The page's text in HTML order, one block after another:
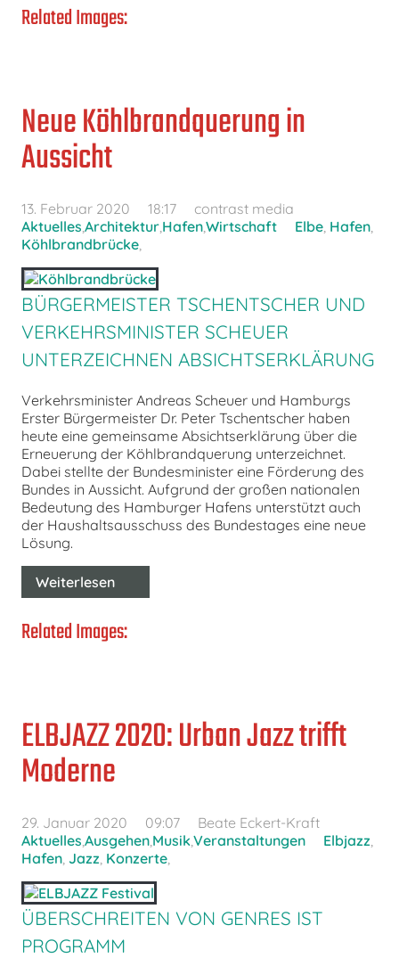
Related Images:
Neue Köhlbrandquerung in
Aussicht
13. Februar 2020 18:17
contrast media
Aktuelles Architektur HafenWirtschaft Elbe Hafen
Köhlbrandbrücke
BÜRGERMEISTER TSCHENTSCHER UND
VERKEHRSMINISTER SCHEUER
UNTERZEICHNEN ABSICHTSERKLÄRUNG
Verkehrsminister Andreas Scheuer und Hamburgs
Erster Bürgermeister Dr. Peter Tschentscher haben
heute eine gemeinsame Absichtserklärung über die
Erneuerung der Köhlbrandquerung unterzeichnet.
Dabei stellte der Bundesminister eine Förderung des
Bundes in Aussicht. Aufgrund der großen nationalen
Bedeutung des Hamburger Hafens unterstützt auch
der Haushaltsausschuss des Bundestages eine neue
Lösung.
Weiterlesen
Related Images:
ELBJAZZ 2020: Urban Jazz trifft
Moderne
29. Januar 2020 09:07
Beate Eckert-Kraft
Aktuelles Ausgehen Musik Veranstaltungen Elbjazz
Hafen Jazz Konzerte
ÜBERSCHREITEN VON GENRES IST
PROGRAMM